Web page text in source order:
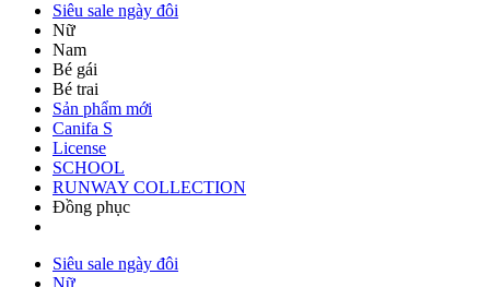
Siêu sale ngày đôi
Nữ
Nam
Bé gái
Bé trai
Sản phẩm mới
Canifa S
License
SCHOOL
RUNWAY COLLECTION
Đồng phục
Siêu sale ngày đôi
Nữ